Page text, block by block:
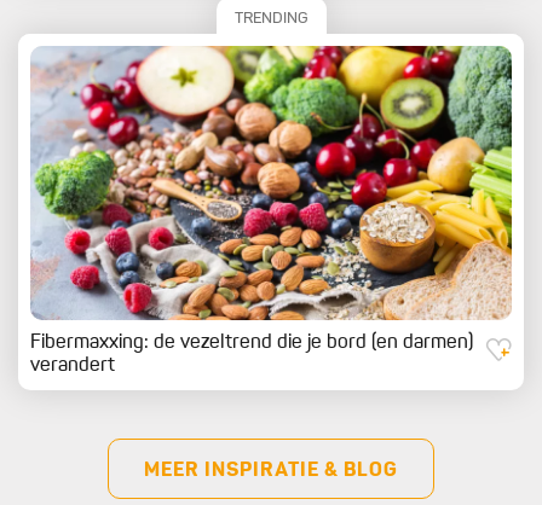
TRENDING
Fibermaxxing: de vezeltrend die je bord (en darmen)
verandert
MEER INSPIRATIE & BLOG